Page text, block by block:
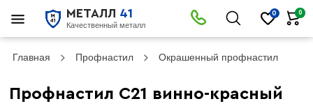
МЕТАЛЛ 41
Качественный металл
0 0
Главная Профнастил Окрашенный профнастил
Профнастил С21 винно-красный